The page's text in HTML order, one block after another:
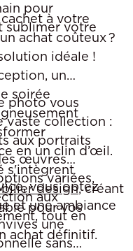
pour
sublimer votre
à votre
achat coûteux ?
idéale !
un
soirée
en un clin d’œil.
s'intègrent
design, créant
pour vos
photo vous
vaste collection :
aux portraits
œuvres
variées,
aux
tout en
achat définitif.
vous optez
et une ambiance
une
sans